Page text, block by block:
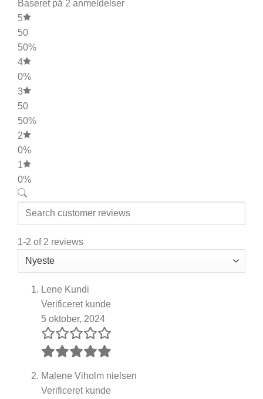
Baseret på 2 anmeldelser
5
50
50%
4
0%
3
50
50%
2
0%
1
0%
1-2 of 2 reviews
Lene Kundi
Verificeret kunde
5 oktober, 2024
Malene Viholm nielsen
Verificeret kunde